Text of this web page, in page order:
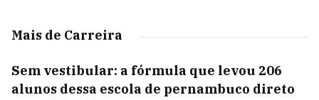
Mais de Carreira
Sem vestibular: a fórmula que levou 206
alunos dessa escola de pernambuco direto